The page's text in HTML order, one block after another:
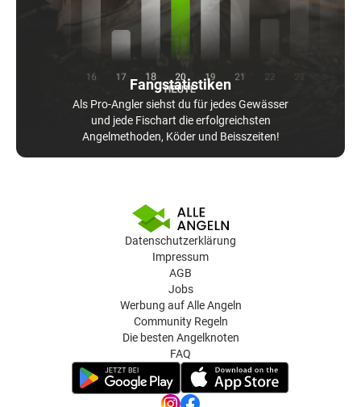
Fangstatistiken
Als Pro-Angler siehst du für jedes Gewässer
und jede Fischart die erfolgreichsten
Angelmethoden, Köder und Beisszeiten!
Datenschutzerklärung
Impressum
AGB
Jobs
Werbung auf Alle Angeln
Community Regeln
Die besten Angelknoten
FAQ